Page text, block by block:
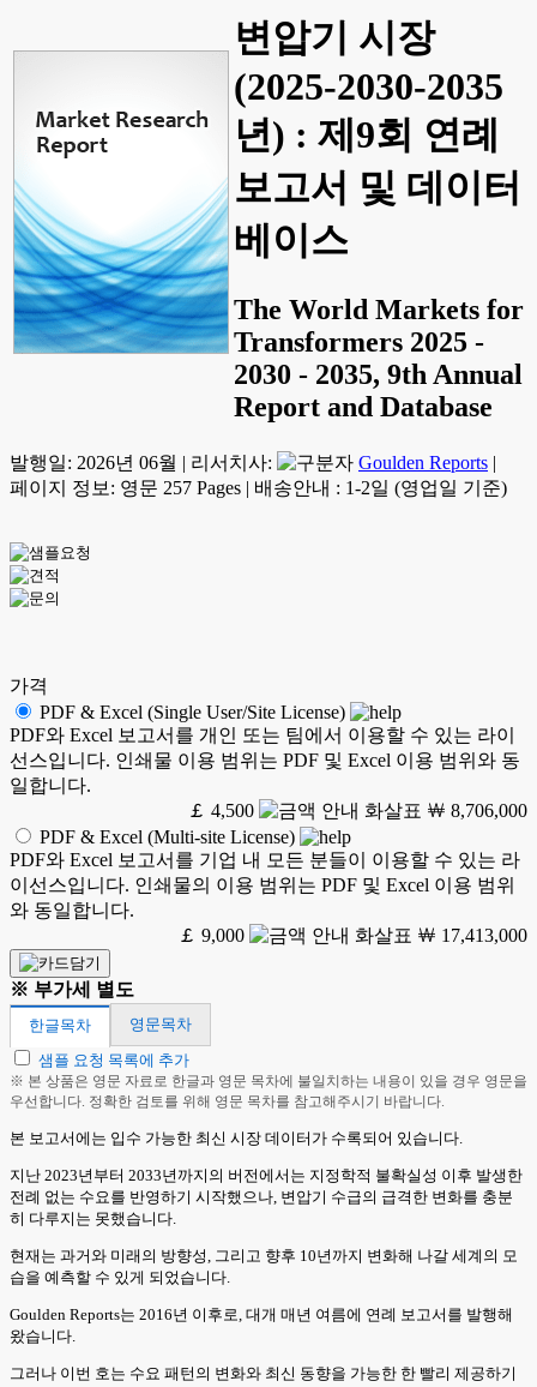
변압기 시장
(2025-2030-2035
년) : 제9회 연례
보고서 및 데이터
베이스
The World Markets for
Transformers 2025 -
2030 - 2035, 9th Annual
Report and Database
발행일: 2026년 06월 | 리서치사: Goulden Reports |
페이지 정보: 영문 257 Pages | 배송안내 : 1-2일 (영업일 기준)
가격
PDF & Excel (Single User/Site License)
PDF와 Excel 보고서를 개인 또는 팀에서 이용할 수 있는 라이
선스입니다. 인쇄물 이용 범위는 PDF 및 Excel 이용 범위와 동
일합니다.
￡ 4,500
￦ 8,706,000
PDF & Excel (Multi-site License)
PDF와 Excel 보고서를 기업 내 모든 분들이 이용할 수 있는 라
이선스입니다. 인쇄물의 이용 범위는 PDF 및 Excel 이용 범위
와 동일합니다.
￡ 9,000
￦ 17,413,000
※ 부가세 별도
한글목차
영문목차
샘플 요청 목록에 추가
※ 본 상품은 영문 자료로 한글과 영문 목차에 불일치하는 내용이 있을 경우 영문을
우선합니다. 정확한 검토를 위해 영문 목차를 참고해주시기 바랍니다.
본 보고서에는 입수 가능한 최신 시장 데이터가 수록되어 있습니다.
지난 2023년부터 2033년까지의 버전에서는 지정학적 불확실성 이후 발생한
전례 없는 수요를 반영하기 시작했으나, 변압기 수급의 급격한 변화를 충분
히 다루지는 못했습니다.
현재는 과거와 미래의 방향성, 그리고 향후 10년까지 변화해 나갈 세계의 모
습을 예측할 수 있게 되었습니다.
Goulden Reports는 2016년 이후로, 대개 매년 여름에 연례 보고서를 발행해
왔습니다.
그러나 이번 호는 수요 패턴의 변화와 최신 동향을 가능한 한 빨리 제공하기